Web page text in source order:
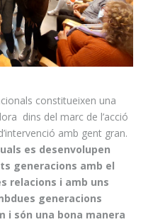
constitueixen una
dins del marc de l’acció
amb gent gran.
es desenvolupen
generacions amb el
relacions i amb uns
generacions
i són una bona manera